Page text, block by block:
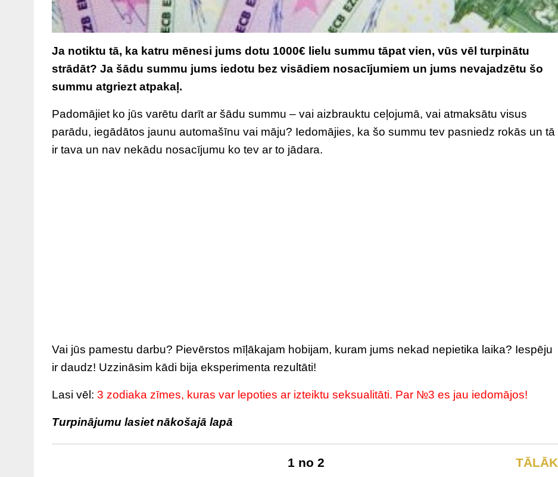
Ja notiktu tā, ka katru mēnesi jums dotu 1000€ lielu summu tāpat vien, vūs vēl turpinātu
strādāt? Ja šādu summu jums iedotu bez visādiem nosacījumiem un jums nevajadzētu šo
summu atgriezt atpakaļ.
Padomājiet ko jūs varētu darīt ar šādu summu – vai aizbrauktu ceļojumā, vai atmaksātu visus
parādu, iegādātos jaunu automašīnu vai māju? Iedomājies, ka šo summu tev pasniedz rokās un tā
ir tava un nav nekādu nosacījumu ko tev ar to jādara.
Vai jūs pamestu darbu? Pievērstos mīļākajam hobijam, kuram jums nekad nepietika laika? Iespēju
ir daudz! Uzzināsim kādi bija eksperimenta rezultāti!
Lasi vēl: 3 zodiaka zīmes, kuras var lepoties ar izteiktu seksualitāti. Par №3 es jau iedomājos!
Turpinājumu lasiet nākošajā lapā
TĀLĀK
1 no 2